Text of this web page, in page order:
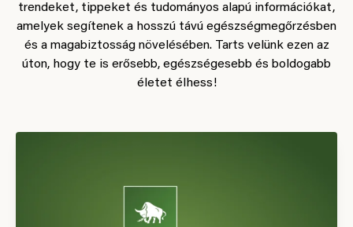
trendeket, tippeket és tudományos alapú információkat,
amelyek segítenek a hosszú távú egészségmegőrzésben
és a magabiztosság növelésében. Tarts velünk ezen az
úton, hogy te is erősebb, egészségesebb és boldogabb
életet élhess!